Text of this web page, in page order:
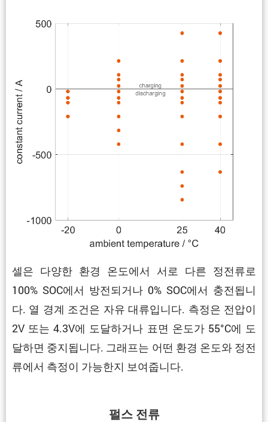
셀은 다양한 환경 온도에서 서로 다른 정전류로
100% SOC에서 방전되거나 0% SOC에서 충전됩니
다. 열 경계 조건은 자유 대류입니다. 측정은 전압이
2V 또는 4.3V에 도달하거나 표면 온도가 55°C에 도
달하면 중지됩니다. 그래프는 어떤 환경 온도와 정전
류에서 측정이 가능한지 보여줍니다.
펄스 전류